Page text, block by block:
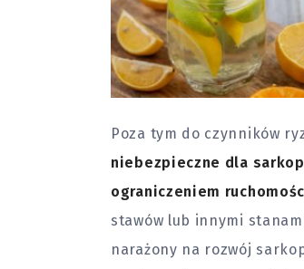
Poza tym do czynników
niebezpieczne dla
ograniczeniem
stawów lub innymi
narażony na rozwój